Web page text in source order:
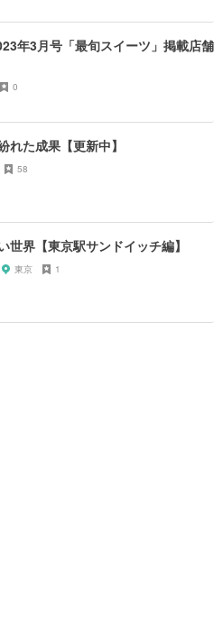
年3月号「最旬スイーツ」掲載店舗
0
れた成果【更新中】
58
世界【東京駅サンドイッチ編】
東京 1